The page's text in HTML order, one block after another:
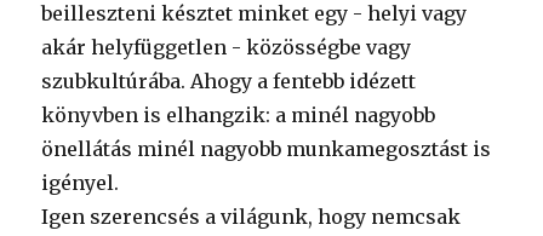
beilleszteni késztet minket egy - helyi vagy
akár helyfüggetlen - közösségbe vagy
szubkultúrába. Ahogy a fentebb idézett
könyvben is elhangzik: a minél nagyobb
önellátás minél nagyobb munkamegosztást is
igényel.
Igen szerencsés a világunk, hogy nemcsak